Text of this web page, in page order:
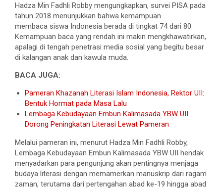
Hadza Min Fadhli Robby mengungkapkan, survei PISA pada
tahun 2018 menunjukkan bahwa kemampuan
membaca siswa Indonesia berada di tingkat 74 dari 80.
Kemampuan baca yang rendah ini makin mengkhawatirkan,
apalagi di tengah penetrasi media sosial yang begitu besar
di kalangan anak dan kawula muda.
BACA JUGA:
Pameran Khazanah Literasi Islam Indonesia, Rektor UII:
Bentuk Hormat pada Masa Lalu
Lembaga Kebudayaan Embun Kalimasada YBW UII
Dorong Peningkatan Literasi Lewat Pameran
Melalui pameran ini, menurut Hadza Min Fadhli Robby,
Lembaga Kebudayaan Embun Kalimasada YBW UII hendak
menyadarkan para pengunjung akan pentingnya menjaga
budaya literasi dengan memamerkan manuskrip dari ragam
zaman, terutama dari pertengahan abad ke-19 hingga abad